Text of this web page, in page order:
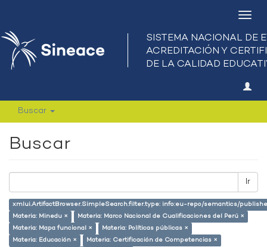
Buscar
Buscar
Ir
xmlui.ArtifactBrowser.SimpleSearch.filter.type: info:eu-repo/semantics/
Materia: Minedu ×
Materia: Marco Nacional de Cualificaciones del Perú ×
Materia: Mapa funcional ×
Materia: Políticas públicas ×
Materia: Educación ×
Materia: Certificación de Competencias ×